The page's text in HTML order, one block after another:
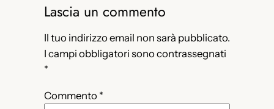
Lascia un commento
Il tuo indirizzo email non sarà pubblicato.
I campi obbligatori sono contrassegnati
*
Commento *